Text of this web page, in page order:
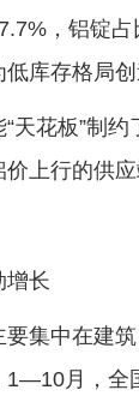
，铝锭
库存格局创
天花板”制
上行的供应
增长
要集中在建
1—10月，全